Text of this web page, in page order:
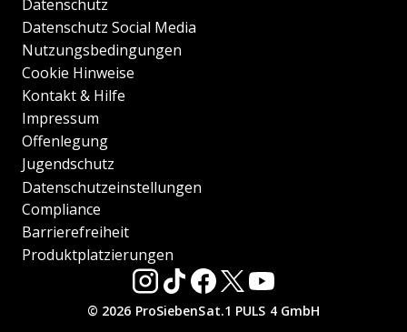
Datenschutz
Datenschutz Social Media
Nutzungsbedingungen
Cookie Hinweise
Kontakt & Hilfe
Impressum
Offenlegung
Jugendschutz
Datenschutzeinstellungen
Compliance
Barrierefreiheit
Produktplatzierungen
© 2026 ProSiebenSat.1 PULS 4 GmbH